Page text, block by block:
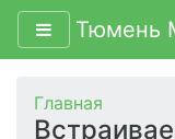
Тюмень
Главная